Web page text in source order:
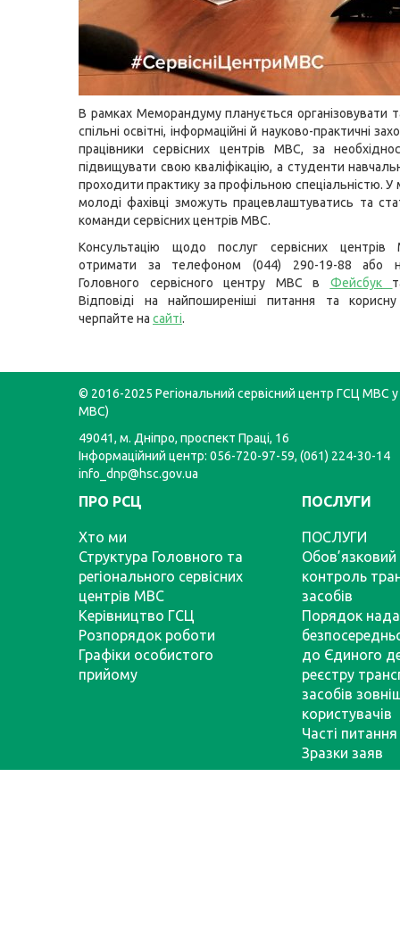
В рамках Меморандуму планується організовувати
спільні освітні, інформаційні й науково-практичні
працівники сервісних центрів МВС, за
підвищувати свою кваліфікацію, а студенти
проходити практику за профільною спеціальністю.
молоді фахівці зможуть працевлаштуватись та
команди сервісних центрів МВС.
Консультацію щодо послуг сервісних
отримати за телефоном (044) 290-19-88 або
Головного сервісного центру МВС в Фейсбук
Відповіді на найпоширеніші питання та
черпайте на сайті.
© 2016-2025 Регіональний сервісний центр ГСЦ МВС у
МВС)
49041, м. Дніпро, проспект Праці, 16
Інформаційний центр: 056-720-97-59, (061) 224-30-14
info_dnp@hsc.gov.ua
ПРО РСЦ
Хто ми
Структура Головного та
регіонального сервісних
центрів МВС
Керівництво ГСЦ
Розпорядок роботи
Графіки особистого
прийому
ПОСЛУГИ
ПОСЛУГИ
Обов’язковий
контроль
засобів
Порядок
до Єдиного
реєстру
засобів
користувачів
Часті питання
Зразки заяв